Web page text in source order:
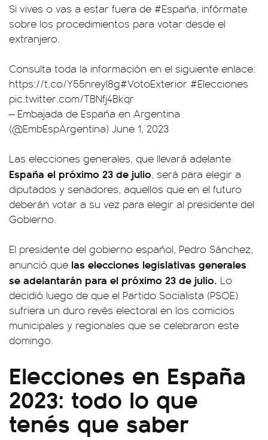
Si vives o vas a estar fuera de #España, infórmate
sobre los procedimientos para votar desde el
extranjero.
Consulta toda la información en el siguiente enlace:
https://t.co/Y55nreyI8g#VotoExterior #Elecciones
pic.twitter.com/TBNfj4Bkqr
— Embajada de España en Argentina
(@EmbEspArgentina) June 1, 2023
Las elecciones generales, que llevará adelante
España el próximo 23 de julio, será para elegir a
diputados y senadores, aquellos que en el futuro
deberán votar a su vez para elegir al presidente del
Gobierno.
El presidente del gobierno español, Pedro Sánchez,
anunció que las elecciones legislativas generales
se adelantarán para el próximo 23 de julio. Lo
decidió luego de que el Partido Socialista (PSOE)
sufriera un duro revés electoral en los comicios
municipales y regionales que se celebraron este
domingo.
Elecciones en España
2023: todo lo que
tenés que saber